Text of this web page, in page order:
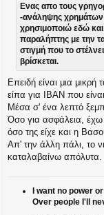
σ
σ
Ενας απο τους
-ανάληψης χρημάτων
χρησιμοποιώ εδώ και
παραλήπτης με την
στιγμή που το
βρίσκεται.
Επειδή είναι μια
είπα για ΙΒΑΝ που
Μέσα σ' ένα λεπτό
Όσο για ασφάλεια, έχω
όσο της είχε και η
Απ' την άλλη πάλι, το
καταλαβαίνω
I want no power
Over people I'll